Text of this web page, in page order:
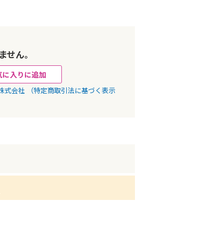
ん。
に入りに追加
式会社
（特定商取引法に基づく表示